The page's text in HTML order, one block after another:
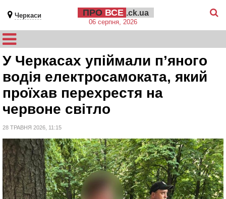
Черкаси ПРО ВСЕ .ck.ua
06 серпня, 2026
У Черкасах упіймали п’яного
водія електросамоката, який
проїхав перехрестя на
червоне світло
28 ТРАВНЯ 2026, 11:15